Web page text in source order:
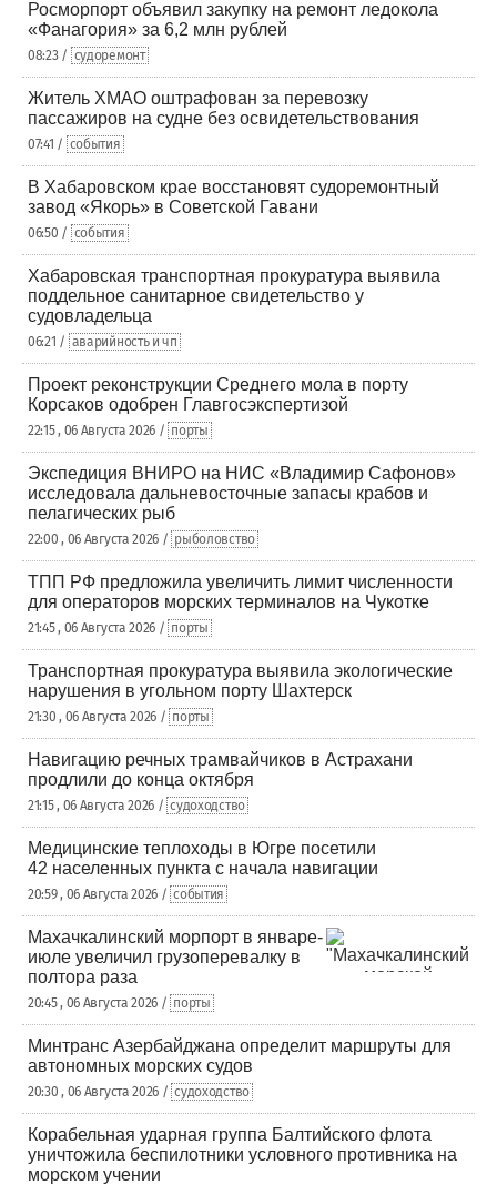
Росморпорт объявил закупку на ремонт ледокола
«Фанагория» за 6,2 млн рублей
08:23 / судоремонт
Житель ХМАО оштрафован за перевозку
пассажиров на судне без освидетельствования
07:41 / события
В Хабаровском крае восстановят судоремонтный
завод «Якорь» в Советской Гавани
06:50 / события
Хабаровская транспортная прокуратура выявила
поддельное санитарное свидетельство у
судовладельца
06:21 / аварийность и чп
Проект реконструкции Среднего мола в порту
Корсаков одобрен Главгосэкспертизой
22:15 , 06 Августа 2026 / порты
Экспедиция ВНИРО на НИС «Владимир Сафонов»
исследовала дальневосточные запасы крабов и
пелагических рыб
22:00 , 06 Августа 2026 / рыболовство
ТПП РФ предложила увеличить лимит численности
для операторов морских терминалов на Чукотке
21:45 , 06 Августа 2026 / порты
Транспортная прокуратура выявила экологические
нарушения в угольном порту Шахтерск
21:30 , 06 Августа 2026 / порты
Навигацию речных трамвайчиков в Астрахани
продлили до конца октября
21:15 , 06 Августа 2026 / судоходство
Медицинские теплоходы в Югре посетили
42 населенных пункта с начала навигации
20:59 , 06 Августа 2026 / события
Махачкалинский морпорт в январе-
июле увеличил грузоперевалку в
полтора раза
20:45 , 06 Августа 2026 / порты
Минтранс Азербайджана определит маршруты для
автономных морских судов
20:30 , 06 Августа 2026 / судоходство
Корабельная ударная группа Балтийского флота
уничтожила беспилотники условного противника на
морском учении